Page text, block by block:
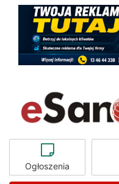
Ogłoszenia